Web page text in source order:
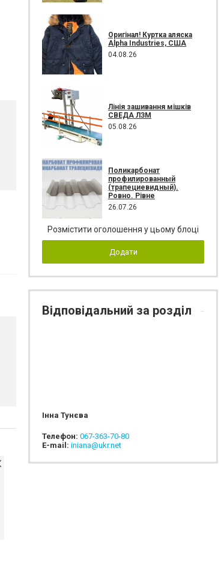
Оригінал! Куртка аляска
Alpha Industries, США
04.08.26
Лінія зашивання мішків
СВЕДА ЛЗМ
05.08.26
Поликарбонат
профилированный
(трапециевидный).
Ровно. Рівне
26.07.26
Розмістити оголошення у цьому блоці
Додати
Відповідальний за розділ
Інна Тунєва
Телефон: 067-363-70-80
E-mail: iniana@ukr.net